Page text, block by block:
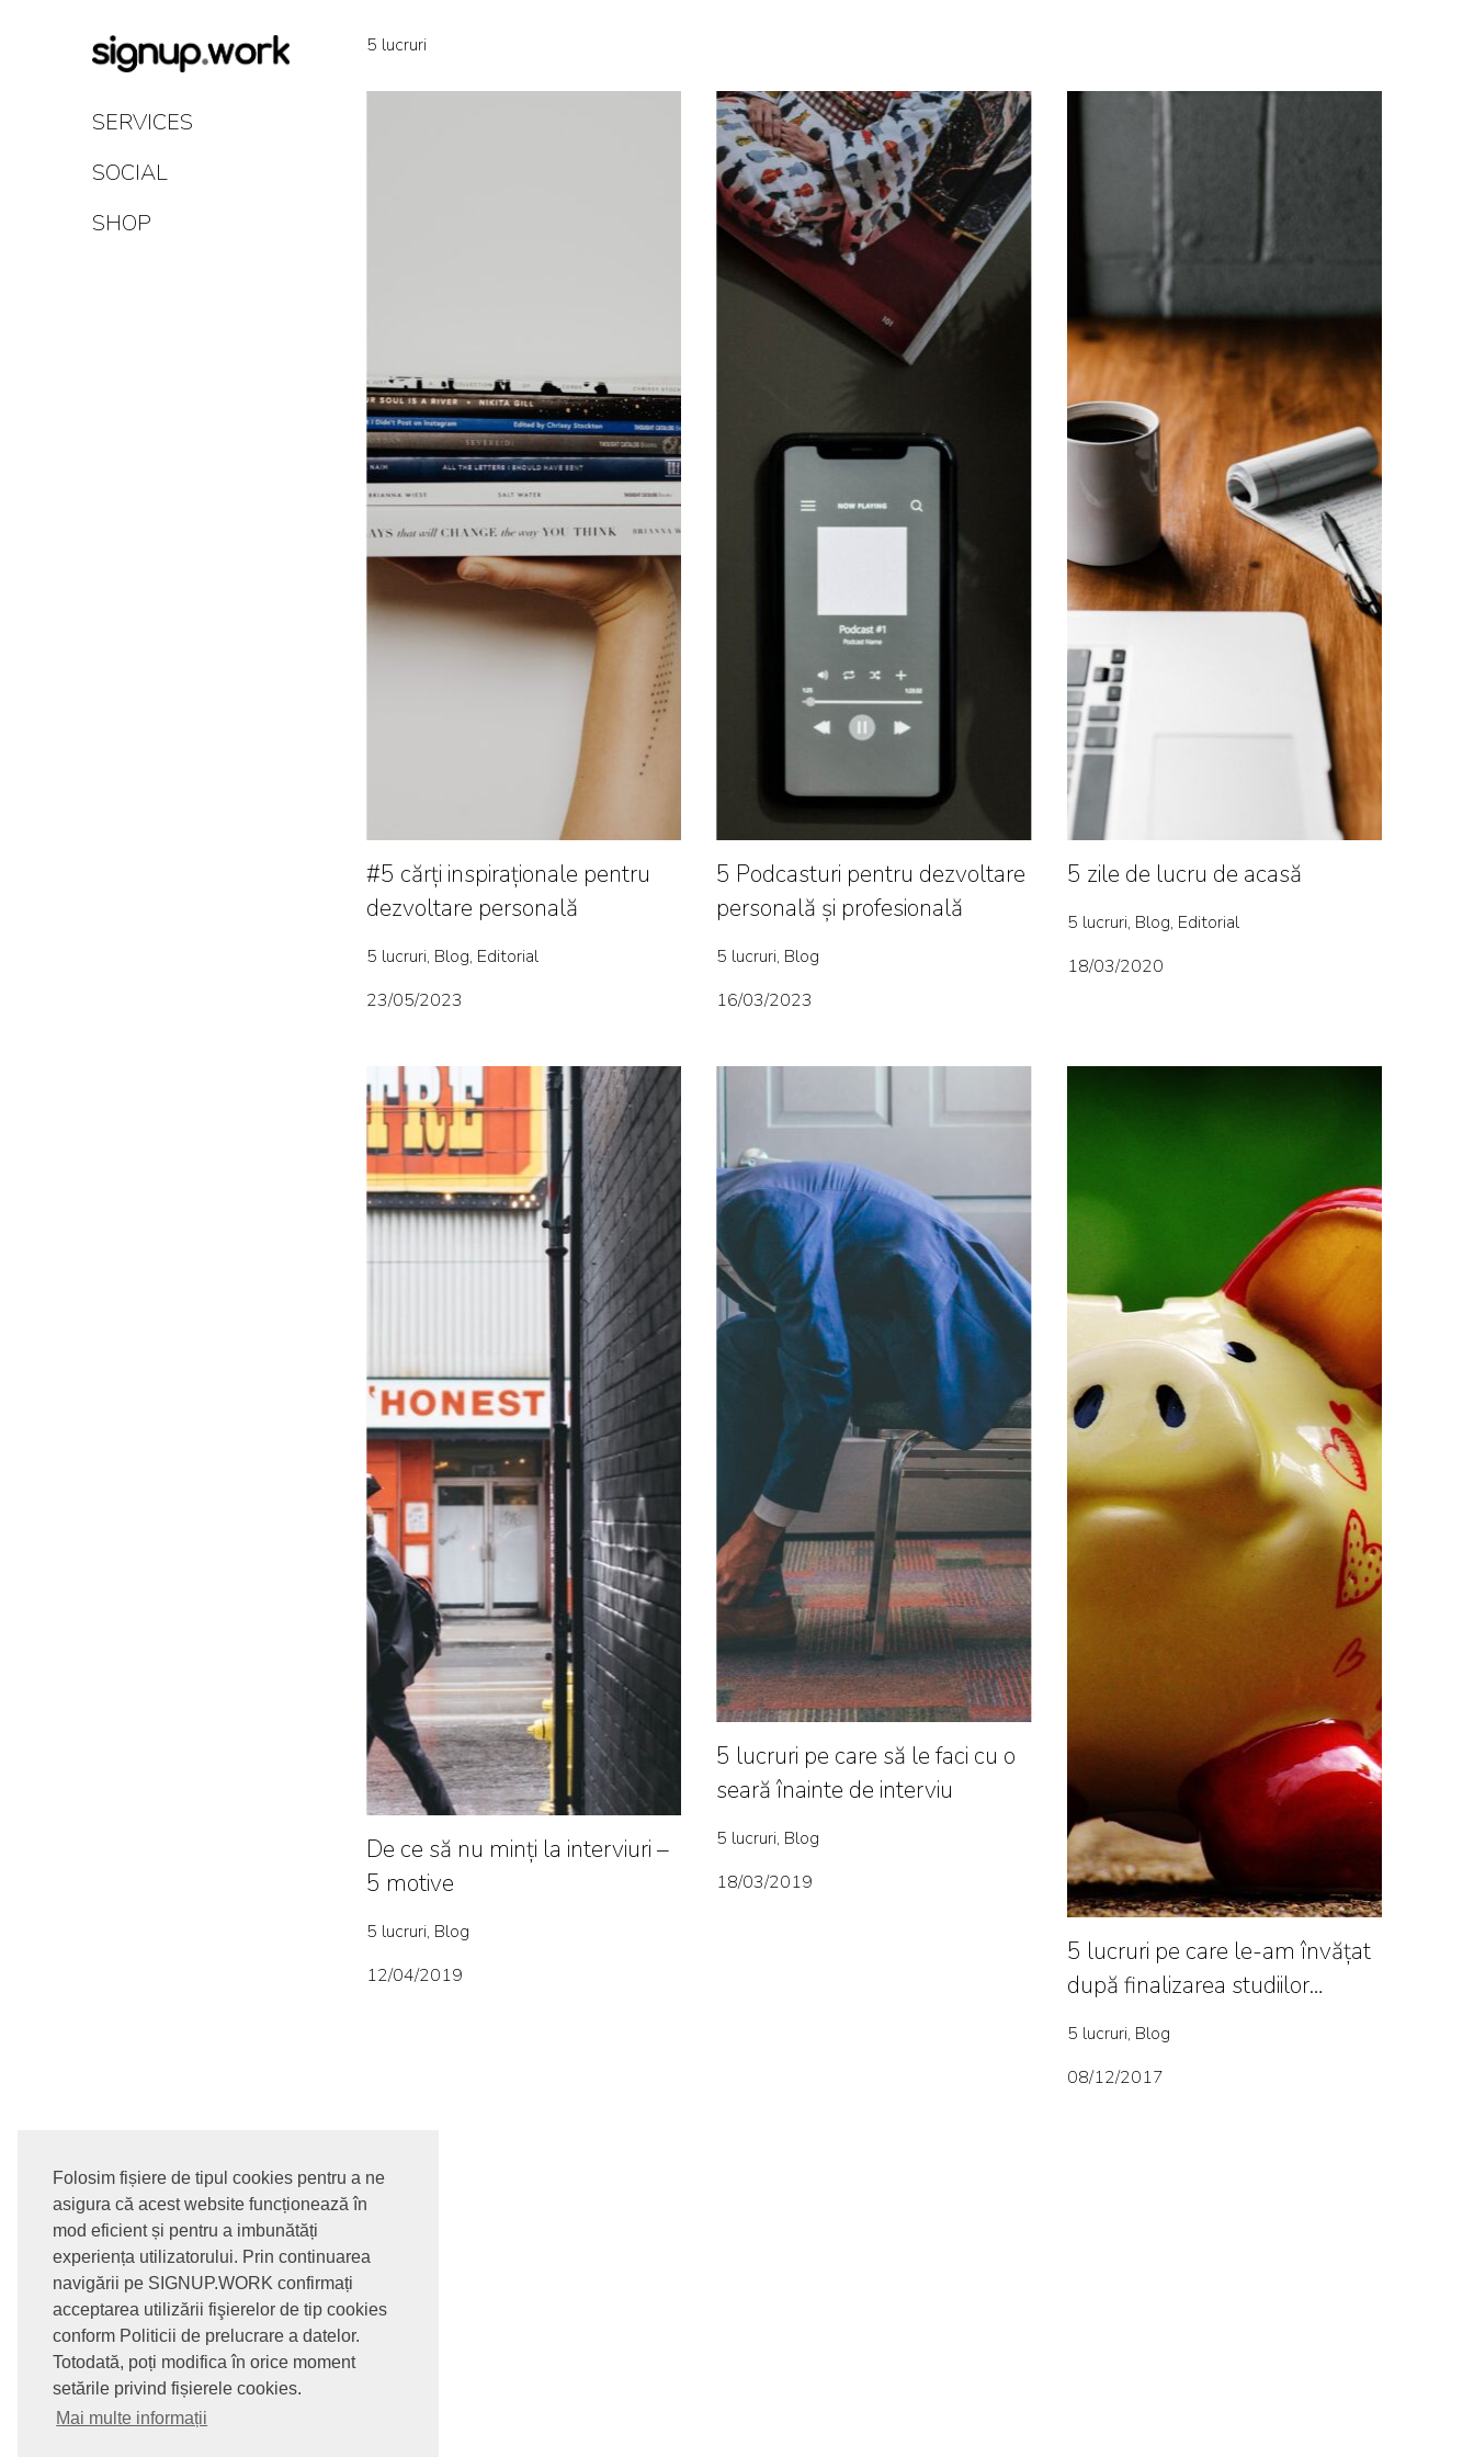
Folosim fișiere de tipul cookies pentru a ne
asigura că acest website funcționează în
mod eficient și pentru a imbunătăți
experiența utilizatorului. Prin continuarea
navigării pe SIGNUP.WORK confirmați
acceptarea utilizării fişierelor de tip cookies
conform Politicii de prelucrare a datelor.
Totodată, poți modifica în orice moment
setările privind fișierele cookies.
Mai multe informații
Content
SERVICES
SOCIAL
SHOP
5 lucruri
#5 cărți inspiraționale pentru
dezvoltare personală
5 lucruri, Blog, Editorial
23/05/2023
5 Podcasturi pentru dezvoltare
personală și profesională
5 lucruri, Blog
16/03/2023
5 zile de lucru de acasă
5 lucruri, Blog, Editorial
18/03/2020
De ce să nu minți la interviuri –
5 motive
5 lucruri, Blog
12/04/2019
5 lucruri pe care să le faci cu o
seară înainte de interviu
5 lucruri, Blog
18/03/2019
5 lucruri pe care le-am învățat
după finalizarea studiilor…
5 lucruri, Blog
08/12/2017